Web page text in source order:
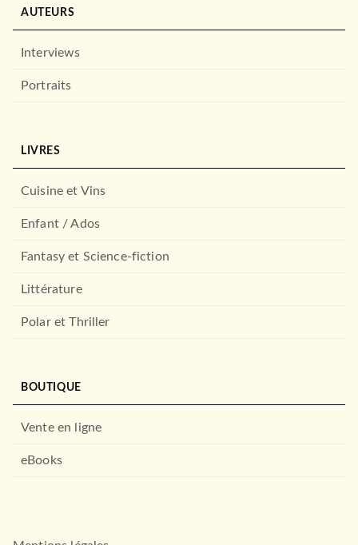
AUTEURS
Interviews
Portraits
LIVRES
Cuisine et Vins
Enfant / Ados
Fantasy et Science-fiction
Littérature
Polar et Thriller
BOUTIQUE
Vente en ligne
eBooks